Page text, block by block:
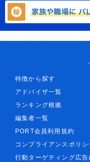
特徴から探す
アドバイザ一覧
ランキング根拠
編集者一覧
PORT会員利用規約
コンプライアンスポリシ
行動ターゲティング広告